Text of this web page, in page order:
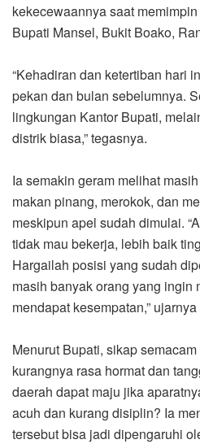
kekecewaannya saat
Bupati Mansel, Bukit Boako,
“Kehadiran dan ketertiban hari
pekan dan bulan sebelumnya.
lingkungan Kantor Bupati,
distrik biasa,” tegasnya.
Ia semakin geram melihat
makan pinang, merokok, dan
meskipun apel sudah dimulai.
tidak mau bekerja, lebih baik
Hargailah posisi yang sudah
masih banyak orang yang ingin
mendapat kesempatan,”
Menurut Bupati, sikap
kurangnya rasa hormat dan
daerah dapat maju jika
acuh dan kurang disiplin? Ia
tersebut bisa jadi dipengaruhi